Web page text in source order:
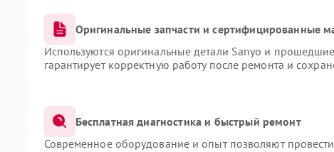
Оригинальные запчасти и сертифицированные
Используются оригинальные детали Sanyo и
гарантирует корректную работу после ремонта и
Бесплатная диагностика и быстрый ремонт
Современное оборудование и опыт позволяют провести